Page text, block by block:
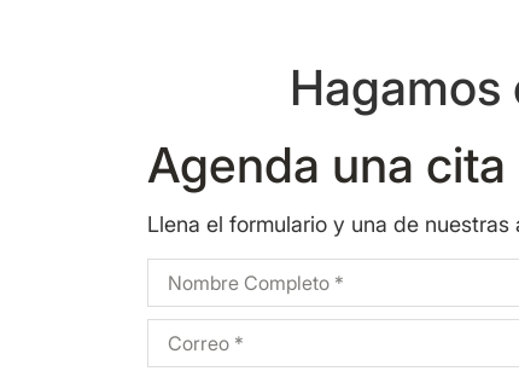
Agenda una cita
Llena el formulario y una de